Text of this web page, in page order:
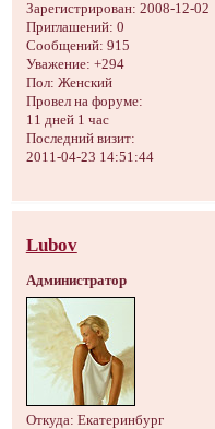
Зарегистрирован: 2008-12-02
Приглашений: 0
Сообщений: 915
Уважение: +294
Пол: Женский
Провел на форуме:
11 дней 1 час
Последний визит:
2011-04-23 14:51:44
Lubov
Администратор
Откуда: Екатеринбург